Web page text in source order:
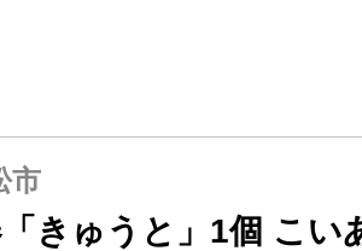
市
きゅうと」1個 こい